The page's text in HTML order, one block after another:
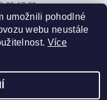
17:00
Upravit nastavení cookies
umožnili pohodlné
webu neustále
Více